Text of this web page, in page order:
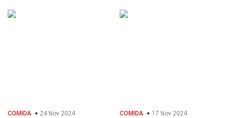
COMIDA 24 Nov 2024 COMIDA 17 Nov 2024